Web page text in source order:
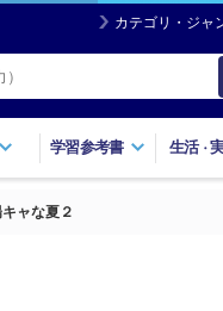
カテゴリ・ジャ
学習参考書 生活・
ャな夏２